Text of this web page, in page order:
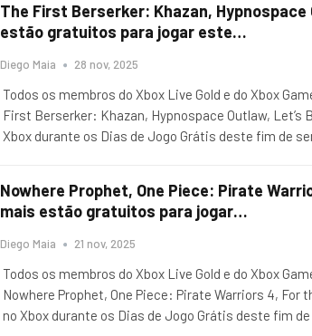
The First Berserker: Khazan, Hypnospace
estão gratuitos para jogar este…
Diego Maia 28 nov, 2025
Todos os membros do Xbox Live Gold e do Xbox
First Berserker: Khazan, Hypnospace Outlaw, Let’s
Xbox durante os Dias de Jogo Grátis deste fim de
Nowhere Prophet, One Piece: Pirate
mais estão gratuitos para jogar…
Diego Maia 21 nov, 2025
Todos os membros do Xbox Live Gold e do Xbox
Nowhere Prophet, One Piece: Pirate Warriors 4,
no Xbox durante os Dias de Jogo Grátis deste fim